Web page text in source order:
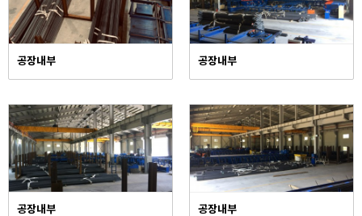
공장내부 공장내부
공장내부 공장내부